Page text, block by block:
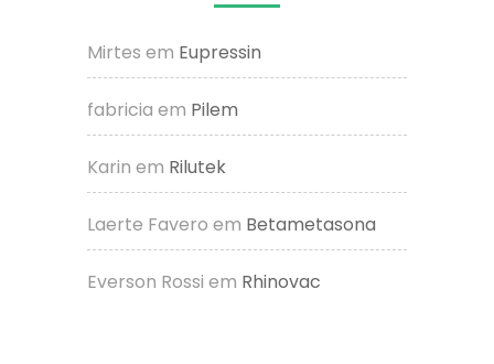
Mirtes em Eupressin
fabricia em Pilem
Karin em Rilutek
Laerte Favero em Betametasona
Everson Rossi em Rhinovac